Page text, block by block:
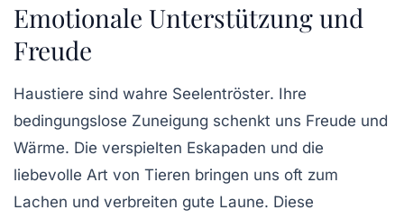
Emotionale Unterstützung und
Freude
Haustiere sind wahre Seelentröster. Ihre
bedingungslose Zuneigung schenkt uns Freude und
Wärme. Die verspielten Eskapaden und die
liebevolle Art von Tieren bringen uns oft zum
Lachen und verbreiten gute Laune. Diese